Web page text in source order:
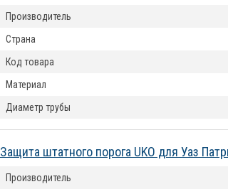
Производитель
Страна
Код товара
Материал
Диаметр трубы
Защита штатного порога UKO для Уаз
Производитель